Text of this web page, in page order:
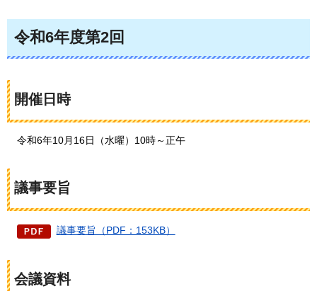
令和6年度第2回
開催日時
令和6年10月16日（水曜）10時～正午
議事要旨
議事要旨（PDF：153KB）
会議資料